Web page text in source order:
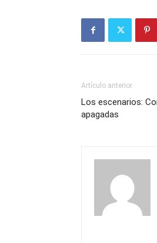
Artículo anterior
Los escenarios:
apagadas